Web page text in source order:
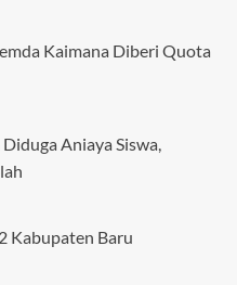
Kaimana Diberi Quota
Aniaya Siswa,
Kabupaten Baru